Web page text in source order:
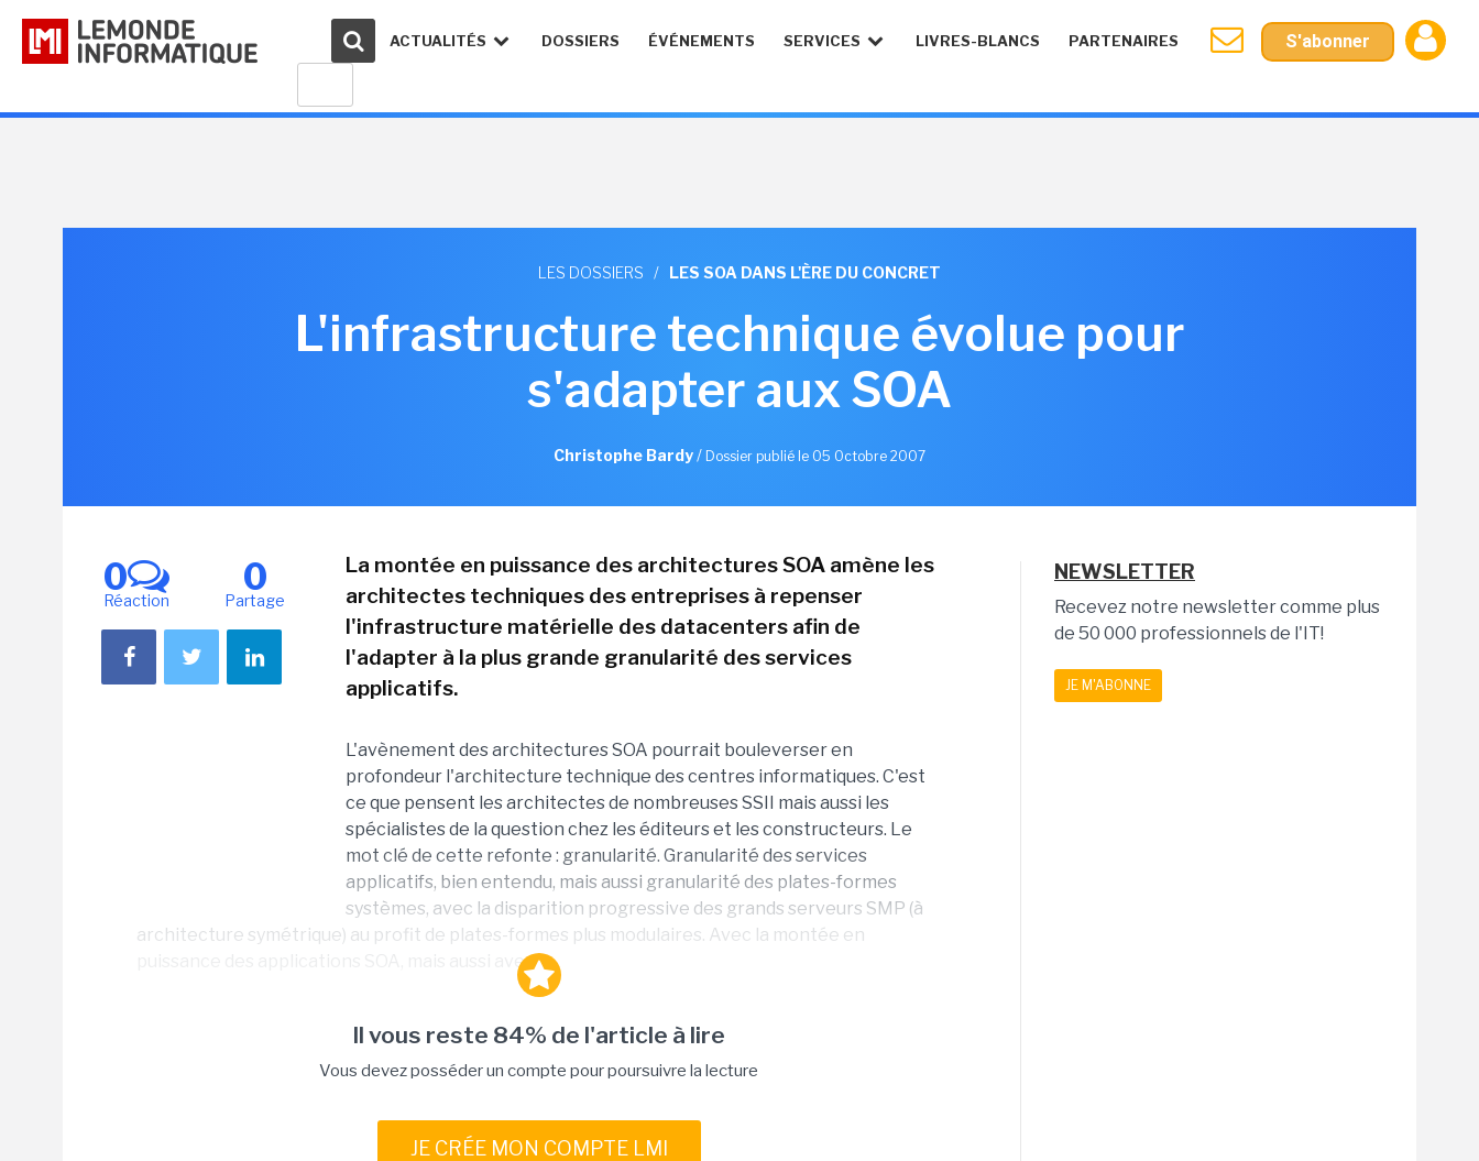
ACTUALITÉS DOSSIERS ÉVÉNEMENTS SERVICES LIVRES-BLANCS PARTENAIRES S'abonner
LES DOSSIERS / LES SOA DANS L'ÈRE DU CONCRET
L'infrastructure technique évolue pour
s'adapter aux SOA
Christophe Bardy/ Dossier publié le 05 Octobre 2007
0
Réaction
0
Partage
La montée en puissance des architectures SOA amène les
architectes techniques des entreprises à repenser
l'infrastructure matérielle des datacenters afin de
l'adapter à la plus grande granularité des services
applicatifs.
L'avènement des architectures SOA pourrait bouleverser en
profondeur l'architecture technique des centres informatiques. C'est
ce que pensent les architectes de nombreuses SSII mais aussi les
spécialistes de la question chez les éditeurs et les constructeurs. Le
mot clé de cette refonte : granularité. Granularité des services
applicatifs, bien entendu, mais aussi granularité des plates-formes
systèmes, avec la disparition progressive des grands serveurs SMP (à
architecture symétrique) au profit de plates-formes plus modulaires. Avec la montée en
puissance des applications SOA, mais aussi avec...
Il vous reste 84% de l'article à lire
Vous devez posséder un compte pour poursuivre la lecture
JE CRÉE MON COMPTE LMI
NEWSLETTER
Recevez notre newsletter comme plus
de 50 000 professionnels de l'IT!
JE M'ABONNE